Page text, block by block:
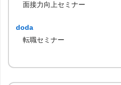
面接力向上セミナー
doda
転職セミナー